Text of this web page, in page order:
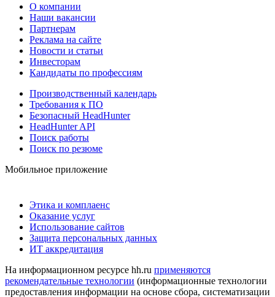
О компании
Наши вакансии
Партнерам
Реклама на сайте
Новости и статьи
Инвесторам
Кандидаты по профессиям
Производственный календарь
Требования к ПО
Безопасный HeadHunter
HeadHunter API
Поиск работы
Поиск по резюме
Мобильное приложение
Этика и комплаенс
Оказание услуг
Использование сайтов
Защита персональных данных
ИТ аккредитация
На информационном ресурсе hh.ru применяются
рекомендательные технологии (информационные технологии
предоставления информации на основе сбора, систематизации